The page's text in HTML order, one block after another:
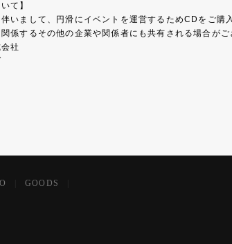
て】
いまして、円滑にイベントを運営するためCDをご購
係するその他の企業や関係者にも共有される場合がご
社
GOODS